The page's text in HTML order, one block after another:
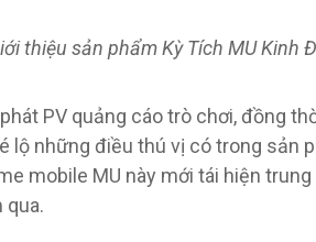
thiệu sản phẩm Kỳ Tích MU Kinh
PV quảng cáo trò chơi, đồng
lộ những điều thú vị có trong sản
mobile MU này mới tái hiện
qua.